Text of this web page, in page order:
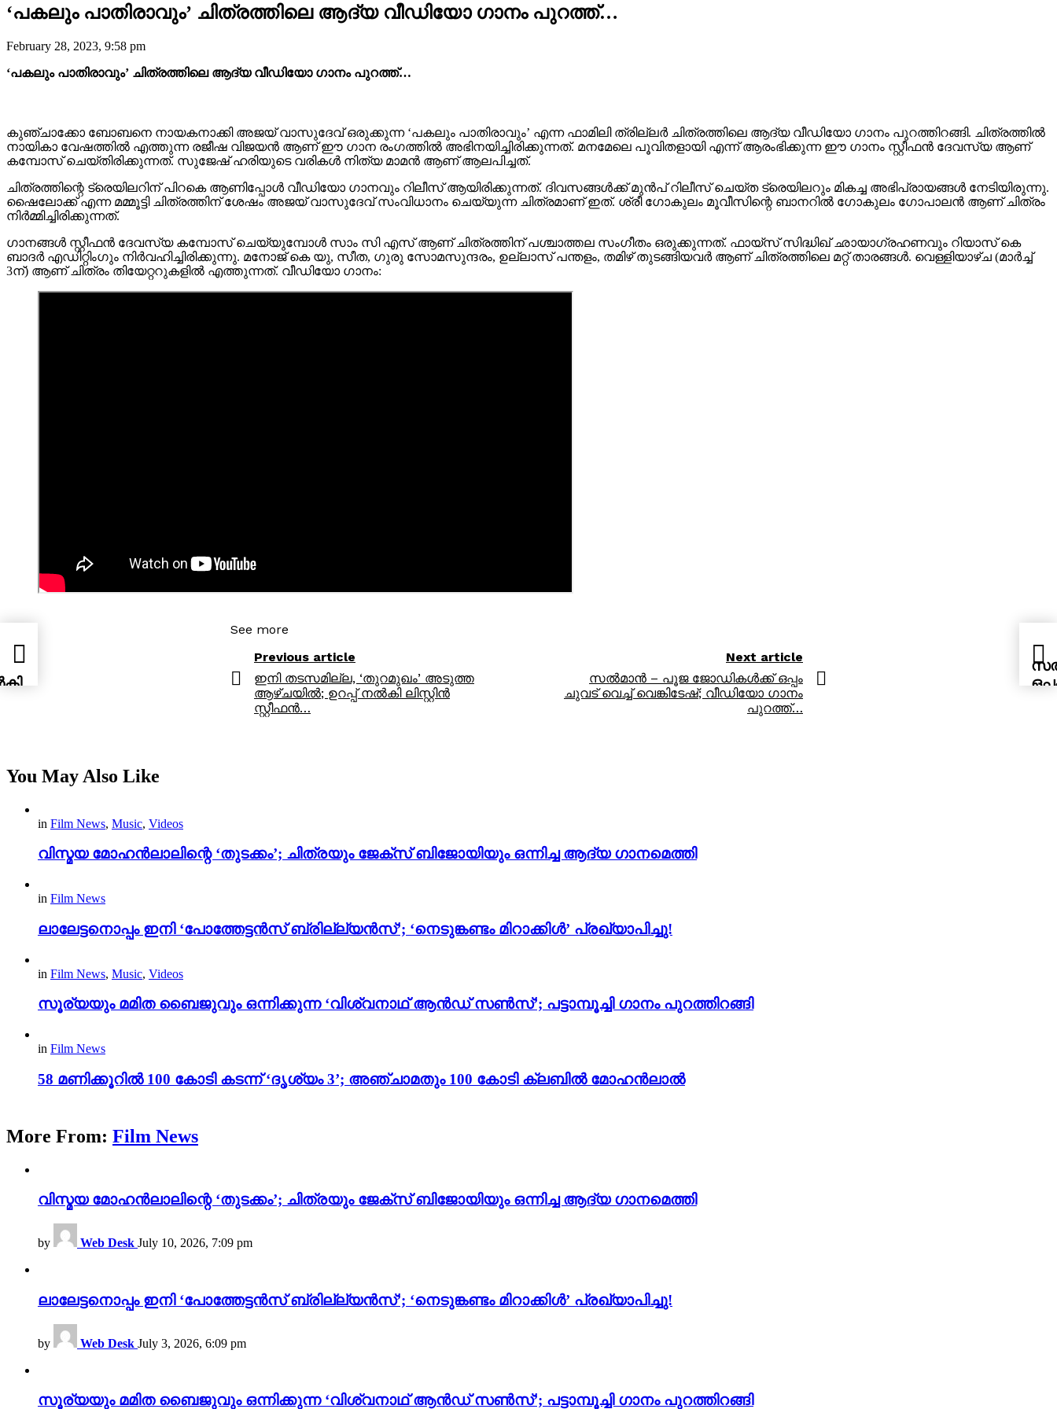
‘പകലും പാതിരാവും’ ചിത്രത്തിലെ ആദ്യ വീഡിയോ ഗാനം പുറത്ത്…
February 28, 2023, 9:58 pm
‘പകലും പാതിരാവും’ ചിത്രത്തിലെ ആദ്യ വീഡിയോ ഗാനം പുറത്ത്…
കുഞ്ചാക്കോ ബോബനെ നായകനാക്കി അജയ് വാസുദേവ് ഒരുക്കുന്ന ‘പകലും പാതിരാവും’ എന്ന ഫാമിലി ത്രില്ലർ ചിത്രത്തിലെ ആദ്യ വീഡിയോ ഗാനം പുറത്തിറങ്ങി. ചിത്രത്തിൽ
നായികാ വേഷത്തിൽ എത്തുന്ന രജീഷ വിജയൻ ആണ് ഈ ഗാന രംഗത്തിൽ അഭിനയിച്ചിരിക്കുന്നത്. മനമേലെ പൂവിതളായി എന്ന് ആരംഭിക്കുന്ന ഈ ഗാനം സ്റ്റീഫൻ ദേവസ്യ ആണ്
കമ്പോസ് ചെയ്തിരിക്കുന്നത്. സുജേഷ് ഹരിയുടെ വരികൾ നിത്യ മാമൻ ആണ് ആലപിച്ചത്.
ചിത്രത്തിന്റെ ട്രെയിലറിന് പിറകെ ആണിപ്പോൾ വീഡിയോ ഗാനവും റിലീസ് ആയിരിക്കുന്നത്. ദിവസങ്ങൾക്ക് മുൻപ് റിലീസ് ചെയ്ത ട്രെയിലറും മികച്ച അഭിപ്രായങ്ങൾ നേടിയിരുന്നു.
ഷൈലോക്ക് എന്ന മമ്മൂട്ടി ചിത്രത്തിന് ശേഷം അജയ് വാസുദേവ് സംവിധാനം ചെയ്യുന്ന ചിത്രമാണ് ഇത്. ശ്രീ ഗോകുലം മൂവീസിന്റെ ബാനറിൽ ഗോകുലം ഗോപാലൻ ആണ് ചിത്രം
നിർമ്മിച്ചിരിക്കുന്നത്.
ഗാനങ്ങൾ സ്റ്റീഫൻ ദേവസ്യ കമ്പോസ് ചെയ്യുമ്പോൾ സാം സി എസ് ആണ് ചിത്രത്തിന് പശ്ചാത്തല സംഗീതം ഒരുക്കുന്നത്. ഫായ്സ് സിദ്ധിഖ് ഛായാഗ്രഹണവും റിയാസ് കെ
ബാദർ എഡിറ്റിംഗും നിർവഹിച്ചിരിക്കുന്നു. മനോജ് കെ യു, സീത, ഗുരു സോമസുന്ദരം, ഉല്ലാസ് പന്തളം, തമിഴ് തുടങ്ങിയവർ ആണ് ചിത്രത്തിലെ മറ്റ് താരങ്ങൾ. വെള്ളിയാഴ്ച (മാർച്ച്
3ന്) ആണ് ചിത്രം തിയേറ്ററുകളിൽ എത്തുന്നത്. വീഡിയോ ഗാനം:
See more
Previous article
ഇനി തടസമില്ല, ‘തുറമുഖം’ അടുത്ത
ആഴ്ചയിൽ; ഉറപ്പ് നൽകി ലിസ്റ്റിൻ
സ്റ്റീഫൻ…
Next article
സൽമാൻ – പൂജ ജോഡികൾക്ക് ഒപ്പം
ചുവട് വെച്ച് വെങ്കിടേഷ്; വീഡിയോ ഗാനം
പുറത്ത്…
You May Also Like
in Film News, Music, Videos
വിസ്മയ മോഹൻലാലിന്റെ ‘തുടക്കം’; ചിത്രയും ജേക്സ് ബിജോയിയും ഒന്നിച്ച ആദ്യ ഗാനമെത്തി
in Film News
ലാലേട്ടനൊപ്പം ഇനി ‘പോത്തേട്ടൻസ് ബ്രില്ല്യൻസ്’; ‘നെടുങ്കണ്ടം മിറാക്കിൾ’ പ്രഖ്യാപിച്ചു!
in Film News, Music, Videos
സൂര്യയും മമിത ബൈജുവും ഒന്നിക്കുന്ന ‘വിശ്വനാഥ് ആൻഡ് സൺസ്’; പട്ടാമ്പൂച്ചി ഗാനം പുറത്തിറങ്ങി
in Film News
58 മണിക്കൂറിൽ 100 കോടി കടന്ന് ‘ദൃശ്യം 3’; അഞ്ചാമതും 100 കോടി ക്ലബിൽ മോഹൻലാൽ
More From: Film News
വിസ്മയ മോഹൻലാലിന്റെ ‘തുടക്കം’; ചിത്രയും ജേക്സ് ബിജോയിയും ഒന്നിച്ച ആദ്യ ഗാനമെത്തി
by Web Desk July 10, 2026, 7:09 pm
ലാലേട്ടനൊപ്പം ഇനി ‘പോത്തേട്ടൻസ് ബ്രില്ല്യൻസ്’; ‘നെടുങ്കണ്ടം മിറാക്കിൾ’ പ്രഖ്യാപിച്ചു!
by Web Desk July 3, 2026, 6:09 pm
സൂര്യയും മമിത ബൈജുവും ഒന്നിക്കുന്ന ‘വിശ്വനാഥ് ആൻഡ് സൺസ്’; പട്ടാമ്പൂച്ചി ഗാനം പുറത്തിറങ്ങി